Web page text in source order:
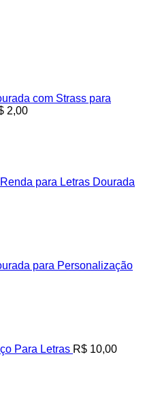
com Strass para
2,00
para Letras Dourada
para Personalização
Para Letras R$ 10,00